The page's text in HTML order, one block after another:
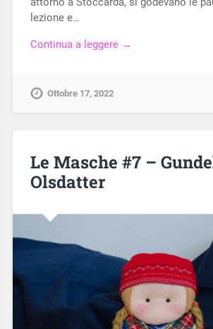
lezione e…
Continua a leggere →
Ottobre 17, 2022
Le Masche #7 –
Olsdatter